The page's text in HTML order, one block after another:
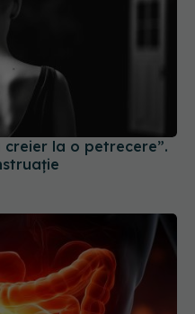
la o petrecere”.